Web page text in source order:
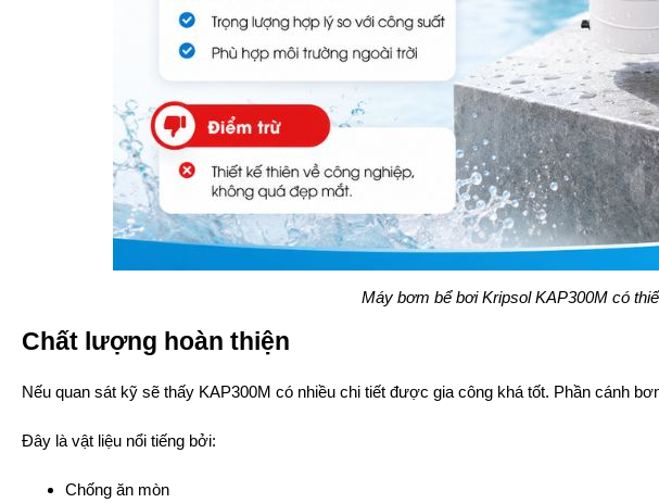
Máy bơm bể bơi Kripsol KAP300M có
Chất lượng hoàn thiện
Nếu quan sát kỹ sẽ thấy KAP300M có nhiều chi tiết được gia công khá tốt. Phần cánh
Đây là vật liệu nổi tiếng bởi:
Chống ăn mòn